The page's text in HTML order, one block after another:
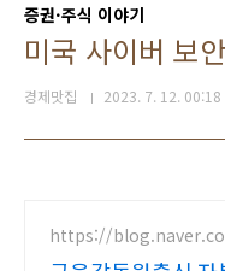
증권·주식 이야기
미국 사이버 보
경제맛집 2023. 7. 12. 00:18
https://